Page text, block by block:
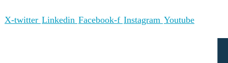
X-twitter Linkedin Facebook-f Instagram Youtube